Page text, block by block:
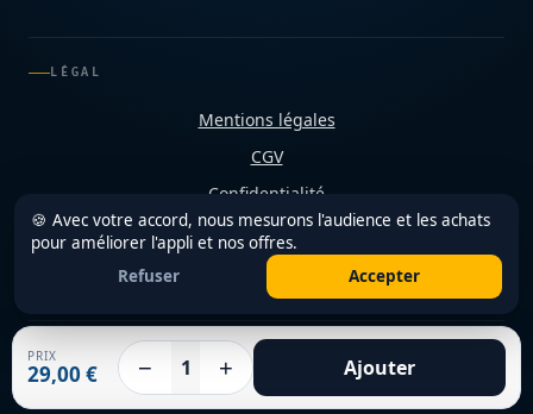
PRIX
29,00 € − 1 + Ajouter
LÉGAL
Mentions légales
CGV
Confidentialité
Cookies
© 2026 Shop Diététique Réunion
🍪 Avec votre accord, nous mesurons l'audience et les achats
pour améliorer l'appli et nos offres.
Refuser
Accepter